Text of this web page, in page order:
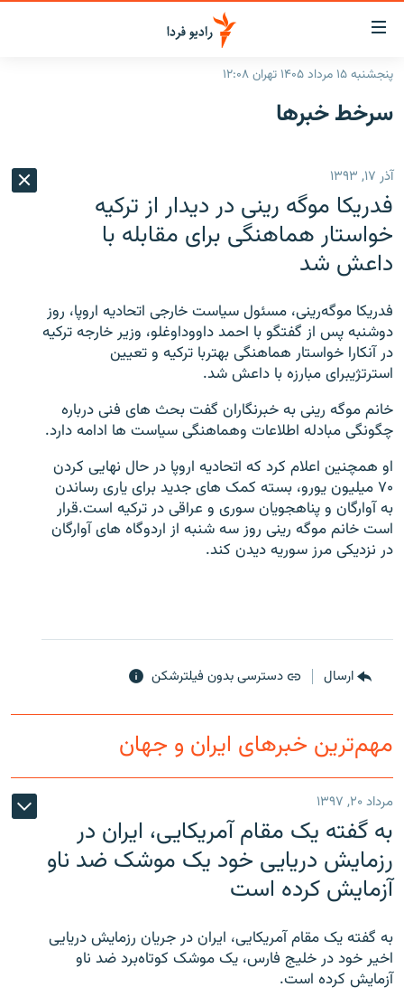
لینک‌های
قابلیت
دسترسی
بازگشت
اصلی
رفتن
صفحه
جستجو
ایران
رادیو
انتخاب کنید و بشنوید
برنامه‌های رادیویی
پادکست
چندرسانه‌ای
گزارش‌های ویدئویی
English
به ما بپیوندید
زبان‌های دیگر
پنجشنبه ۱۵ مرداد ۱۴۰۵ تهران ۱۲:۰۸
سرخط‌ خبرها
آذر ۱۷, ۱۳۹۳
فدریکا موگه رینی در دیدار از ترکیه
خواستار هماهنگی برای مقابله با
داعش شد
فدریکا موگه‌رینی، مسئول سیاست خارجی اتحادیه اروپا، روز
دوشنبه پس از گفتگو با احمد داووداوغلو، وزیر خارجه ترکیه
در آنکارا خواستار هماهنگی بهتربا ترکیه و تعیین
استرتژیبرای مبارزه با داعش شد.
خانم موگه رینی به خبرنگاران گفت بحث های فنی درباره
چگونگی مبادله اطلاعات وهماهنگی سیاست ها ادامه دارد.
او همچنین اعلام کرد که اتحادیه اروپا در حال نهایی کردن
۷۰ میلیون یورو، بسته کمک های جدید برای یاری رساندن
به آوارگان و پناهجویان سوری و عراقی در ترکیه است.قرار
است خانم موگه رینی روز سه شنبه از اردوگاه های آوارگان
در نزدیکی مرز سوریه دیدن کند.
ارسال دسترسی بدون فیلترشکن
مهم‌ترین خبرهای ایران و جهان
مرداد ۲۰, ۱۳۹۷
به گفته یک مقام آمریکایی، ایران در
رزمایش دریایی خود یک موشک ضد ناو
آزمایش کرده است
به گفته یک مقام آمریکایی، ایران در جریان رزمایش دریایی
اخیر خود در خلیج فارس، یک موشک کوتاه‌برد ضد ناو
آزمایش کرده است.